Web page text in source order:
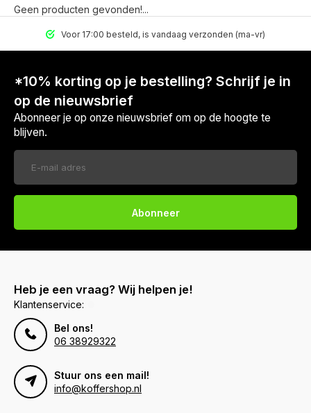
Geen producten gevonden!...
Voor 17:00 besteld, is vandaag verzonden (ma-vr)
*10% korting op je bestelling? Schrijf je in
op de nieuwsbrief
Abonneer je op onze nieuwsbrief om op de hoogte te
blijven.
Abonneer
Heb je een vraag? Wij helpen je!
Klantenservice:
Bel ons!
06 38929322
Stuur ons een mail!
info@koffershop.nl